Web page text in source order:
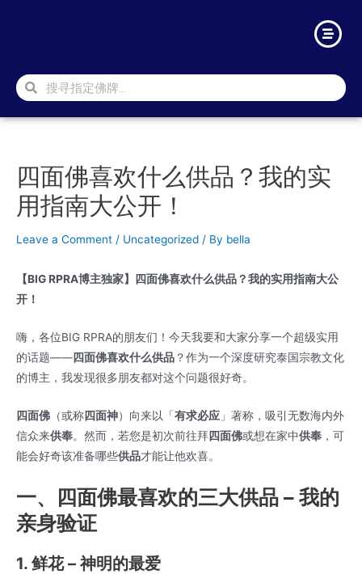
四面佛喜欢什么供品？我的实
用指南大公开！
Leave a Comment / Uncategorized / By bella
【BIG RPRA博主独家】四面佛喜欢什么供品？我的实用指南大公
开！
嗨，各位BIG RPRA的朋友们！今天我要和大家分享一个超级实用
的话题——四面佛喜欢什么供品 ？作为一个深度研究泰国宗教文化
的博主，我发现很多朋友都对这个问题很好奇。
四面佛 （或称四面神）向来以「 有求必应 」著称，吸引无数海内外
信众来供奉。然而，若您是初次前往拜四面佛或想在家中供奉 ，可
能会好奇该准备哪些供品才能让他欢喜。
一、四面佛最喜欢的三大供品 – 我的
亲身验证
1. 鲜花 – 神明的最爱